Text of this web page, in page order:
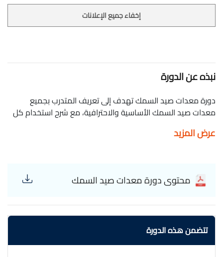
إخفاء جميع الإعلانات
نبذه عن الدورة
دورة معدات صيد السمك تهدف إلى تعريف المتدرب بجميع
معدات صيد السمك الأساسية والاحترافية، مع شرح استخدام كل
كورس معدات صيد السمك أنواع السنارات، خيوط الصيد، البكرات،
السمك وبيئة الصيد سواء في البحر أو الأنهار أو البحيرات. كما تشرح
الدورة طريقة تجهيز عدة الصيد، وربط العقد الأساسية، وضبط
معدات الصيد للحفاظ عليها وإطالة عمرها، بالإضافة إلى إرشادات
السلامة أثناء الصيد وكيفية التعامل مع السمك بعد اصطياده.
هذه الدورة مناسبة للمبتدئين الراغبين في تعلم صيد السمك من
البداية، وكذلك للهواة الذين يسعون إلى تطوير مهاراتهم وزيادة
عرض المزيد
محتوى دورة معدات صيد السمك
تتضمن هذه الدورة